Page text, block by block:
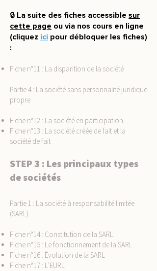
🔒 La suite des fiches accessible sur
cette page ou via nos cours en ligne
(cliquez ici pour débloquer les fiches)
:
Fiche n°11 : La disparition de la société
Partie 4 : La société sans personnalité juridique
propre
Fiche n°12 : La société en participation
Fiche n°13 : La société créée de fait et la
société de fait
STEP 3 : Les principaux types
de sociétés
Partie 1 : La société à responsabilité limitée
(SARL)
Fiche n°14 : Constitution de la SARL
Fiche n°15 : Le fonctionnement de la SARL
Fiche n°16 : Évolution de la SARL
Fiche n°17 : L’EURL